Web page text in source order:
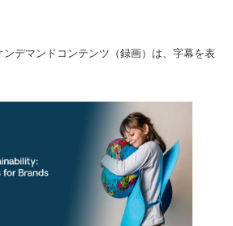
デマンドコンテンツ（録画）は、字幕を表